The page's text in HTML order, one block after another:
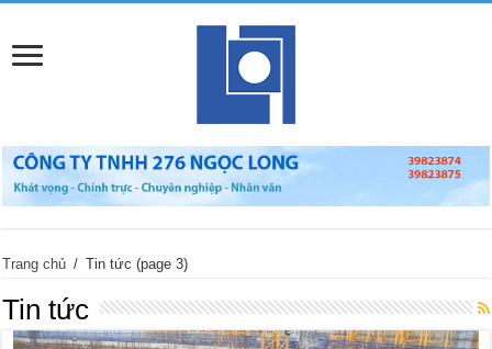
Trang chủ / Tin tức (page 3)
Tin tức